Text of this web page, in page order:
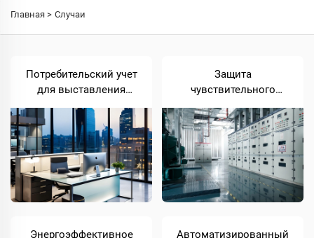
Главная > Случаи
Потребительский учет
для выставления
счетов арендаторам в
коммерческих зданиях
Защита
чувствительного
лабораторного
оборудования
Энергоэффективное
Автоматизированный